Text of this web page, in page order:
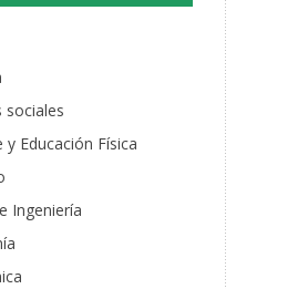
sociales
y Educación Física
Ingeniería